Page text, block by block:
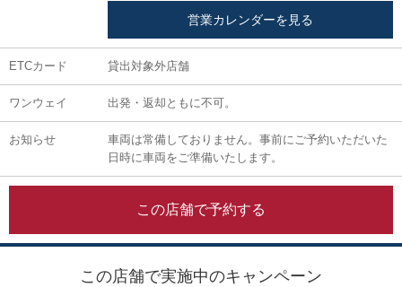
営業カレンダーを見る
ETCカード 貸出対象外店舗
ワンウェイ 出発・返却ともに不可。
お知らせ
車両は常備しておりません。事前にご予約いただいた
日時に車両をご準備いたします。
この店舗で予約する
この店舗で実施中のキャンペーン